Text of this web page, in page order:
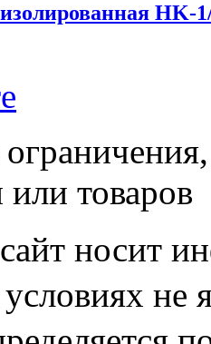
HK-
товаров
носит
не